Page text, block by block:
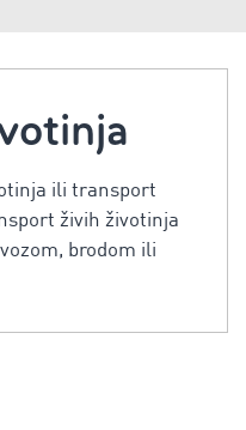
ili transport
živih životinja
brodom ili